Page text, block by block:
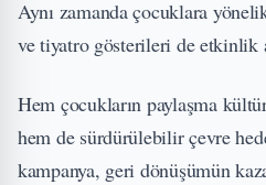
Aynı zamanda çocuklara
ve tiyatro gösterileri de etkinlik
Hem çocukların paylaşma
hem de sürdürülebilir çevre
kampanya, geri dönüşümün